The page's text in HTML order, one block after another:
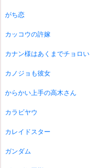
がち恋
カッコウの許嫁
カナン様はあくまでチョロい
カノジョも彼女
からかい上手の高木さん
カラビヤウ
カレイドスター
ガンダム